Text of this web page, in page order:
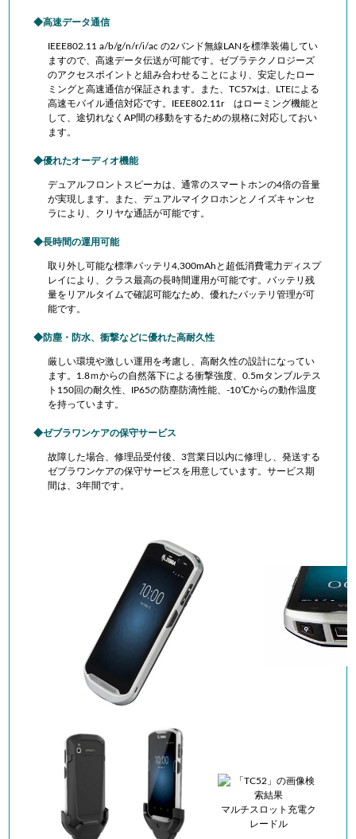
高速データ通信
IEEE802.11 a/b/g/n/r/i/ac の2バンド無線LANを標準装備してい
ますので、高速データ伝送が可能です。ゼブラテクノロジーズ
のアクセスポイントと組み合わせることにより、安定したロー
ミングと高速通信が保証されます。また、TC57xは、LTEによる
高速モバイル通信対応です。IEEE802.11r はローミング機能と
して、途切れなくAP間の移動をするための規格に対応しておい
ます。
優れたオーディオ機能
デュアルフロントスピーカは、通常のスマートホンの4倍の音量
が実現します。また、デュアルマイクロホンとノイズキャンセ
ラにより、クリヤな通話が可能です。
長時間の運用可能
取り外し可能な標準バッテリ4,300mAhと超低消費電力ディスプ
レイにより、クラス最高の長時間運用が可能です。バッテリ残
量をリアルタイムで確認可能なため、優れたバッテリ管理が可
能です。
防塵・防水、衝撃などに優れた高耐久性
厳しい環境や激しい運用を考慮し、高耐久性の設計になってい
ます。1.8ｍからの自然落下による衝撃強度、0.5mタンブルテス
ト150回の耐久性、IP65の防塵防滴性能、-10℃からの動作温度
を持っています。
ゼブラワンケアの保守サービス
故障した場合、修理品受付後、3営業日以内に修理し、発送する
ゼブラワンケアの保守サービスを用意しています。サービス期
間は、3年間です。
マルチスロット充電ク
レードル